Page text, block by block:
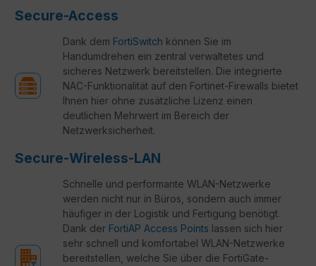
Secure-Access
Dank dem FortiSwitch können Sie im
Handumdrehen ein zentral verwaltetes und
sicheres Netzwerk bereitstellen. Die integrierte
NAC-Funktionalität auf den Fortinet-Firewalls bietet
Ihnen hier ohne zusätzliche Lizenz einen
deutlichen Mehrwert im Bereich der
Netzwerksicherheit.
Secure-Wireless-LAN
Schnelle und performante WLAN-Netzwerke
werden nicht nur in Büros, sondern auch immer
häufiger in der Logistik und Fertigung benötigt.
Dank der FortiAP Access Points lassen sich hier
sehr schnell und komfortabel WLAN-Netzwerke
bereitstellen, welche Sie über die FortiGate-